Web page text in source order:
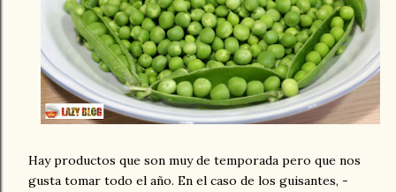
Hay productos que son muy de temporada pero que nos
gusta tomar todo el año. En el caso de los guisantes, -